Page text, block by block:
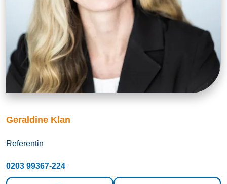
Geraldine Klan
Referentin
0203 99367-224